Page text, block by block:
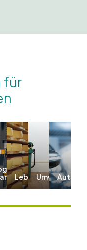
für
&
Lebensmittel
Umwelt